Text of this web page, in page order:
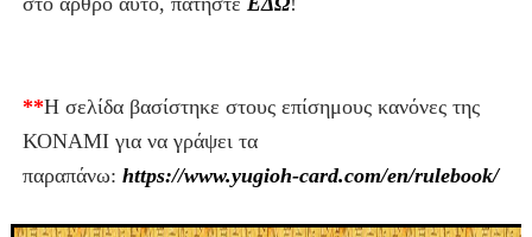
**Η σελίδα βασίστηκε στους επίσημους κανόνες της
ΚΟΝΑΜΙ για να γράψει τα
παραπάνω: https://www.yugioh-card.com/en/rulebook/